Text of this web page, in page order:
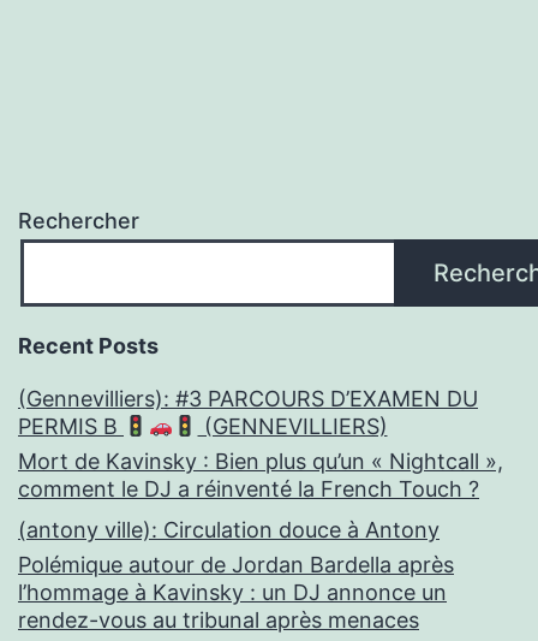
Rechercher
Recent Posts
(Gennevilliers): #3 PARCOURS D’EXAMEN DU
PERMIS B
(GENNEVILLIERS)
Mort de Kavinsky : Bien plus qu’un « Nightcall »,
comment le DJ a réinventé la French Touch ?
(antony ville): Circulation douce à Antony
Polémique autour de Jordan Bardella après
l’hommage à Kavinsky : un DJ annonce un
rendez-vous au tribunal après menaces